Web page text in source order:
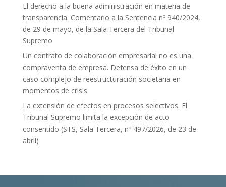
El derecho a la buena administración en materia de
transparencia. Comentario a la Sentencia nº 940/2024,
de 29 de mayo, de la Sala Tercera del Tribunal
Supremo
Un contrato de colaboración empresarial no es una
compraventa de empresa. Defensa de éxito en un
caso complejo de reestructuración societaria en
momentos de crisis
La extensión de efectos en procesos selectivos. El
Tribunal Supremo limita la excepción de acto
consentido (STS, Sala Tercera, nº 497/2026, de 23 de
abril)